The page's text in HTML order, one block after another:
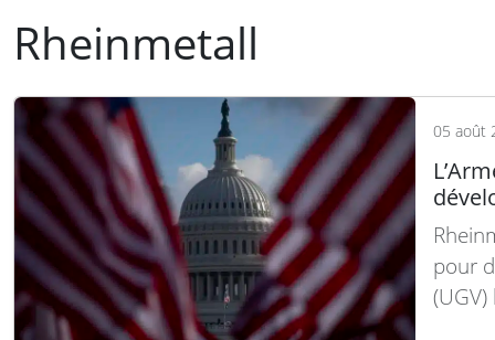
Rheinmetall
05 août
pour